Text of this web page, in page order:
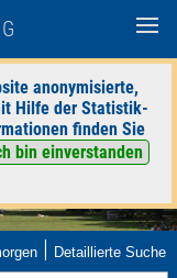
anonymisierte,
Hilfe der Statistik-
finden Sie
bin einverstanden
| Detaillierte Suche